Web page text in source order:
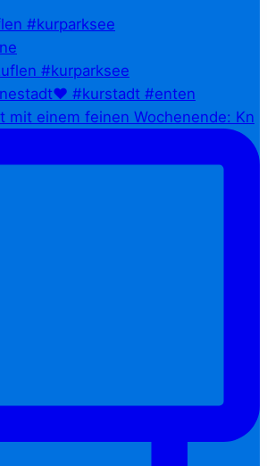
#kurparksee
mit einem feinen Wochenende: Kn